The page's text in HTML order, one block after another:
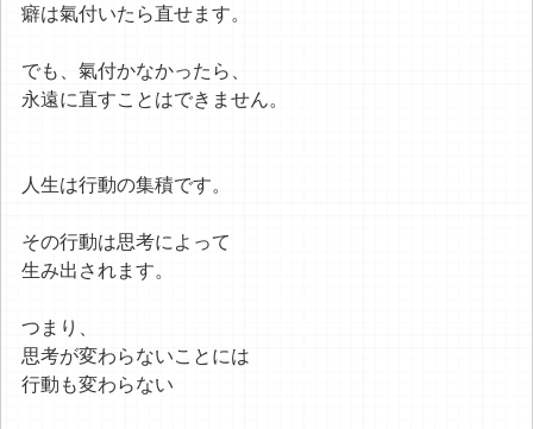
癖は氣付いたら直せます。
でも、氣付かなかったら、
永遠に直すことはできません。
人生は行動の集積です。
その行動は思考によって
生み出されます。
つまり、
思考が変わらないことには
行動も変わらない